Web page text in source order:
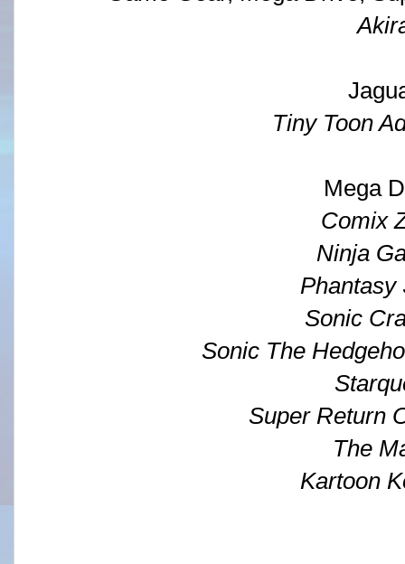
Tiny Toon
Mega
Comix
Ninja
Phantasy
Sonic
Sonic The
Super Return
The
Kartoon